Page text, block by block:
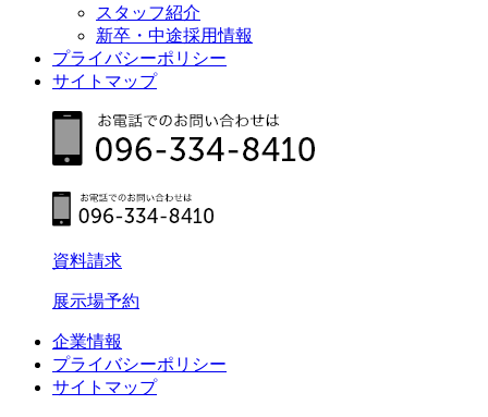
スタッフ紹介
新卒・中途採用情報
プライバシーポリシー
サイトマップ
資料請求
展示場予約
企業情報
プライバシーポリシー
サイトマップ